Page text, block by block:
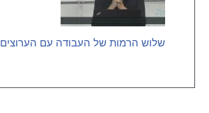
שלוש הרמות של העבודה עם הערוצים